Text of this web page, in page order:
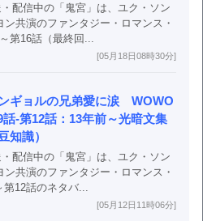
配信中の「鬼宮」は、ユク・ソン
ン共演のファンタジー・ロマンス・
第16話（最終回...
[05月18日08時30分]
ギョルの兄弟愛に涙 WOWO
-第12話：13年前～光暗文集
知識）
配信中の「鬼宮」は、ユク・ソン
ン共演のファンタジー・ロマンス・
12話のネタバ...
[05月12日11時06分]